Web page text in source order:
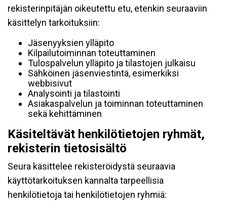
rekisterinpitäjän oikeutettu etu, etenkin seuraaviin
käsittelyn tarkoituksiin:
Jäsenyyksien ylläpito
Kilpailutoiminnan toteuttaminen
Tulospalvelun ylläpito ja tilastojen julkaisu
Sähköinen jäsenviestintä, esimerkiksi
webbisivut
Analysointi ja tilastointi
Asiakaspalvelun ja toiminnan toteuttaminen
sekä kehittäminen
Käsiteltävät henkilötietojen ryhmät,
rekisterin tietosisältö
Seura käsittelee rekisteröidystä seuraavia
käyttötarkoituksen kannalta tarpeellisia
henkilötietoja tai henkilötietojen ryhmiä: